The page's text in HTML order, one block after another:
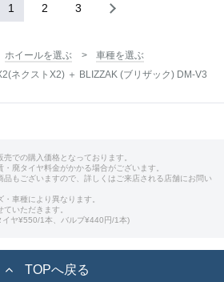
1 2 3
ホイールを選ぶ
車種を選ぶ
ネクストX2) ＋ BLIZZAK (ブリザック) DM-V3
での購入価格となっております。
廃タイヤ料金がかかる場合がございます。
品もございますので、詳しくはご来店される店舗にお問い
車種により異なります。
いただきます。
ヤ¥550/1本、バルブ¥440円/1本)
TOPへ戻る